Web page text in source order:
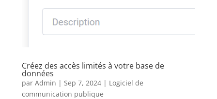
Créez des accès limités à votre base de
données
par Admin | Sep 7, 2024| Logiciel de
communication publique